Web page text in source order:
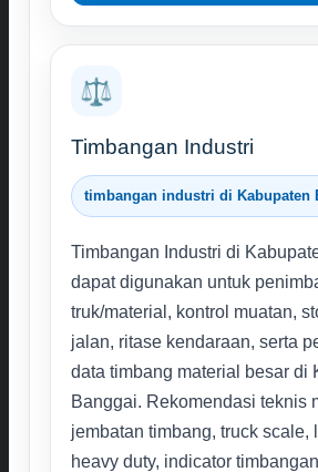
⚖️
Timbangan Industri
timbangan industri di Kabupaten
Timbangan Industri di
dapat digunakan untuk
truk/material, kontrol muatan,
jalan, ritase kendaraan, serta
data timbang material besar di
Banggai. Rekomendasi teknis
jembatan timbang, truck scale,
heavy duty, indicator